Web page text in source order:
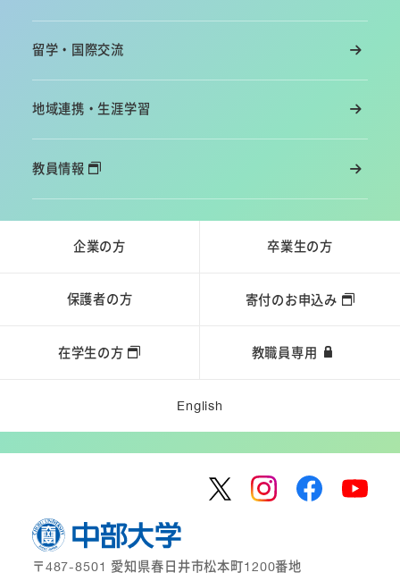
留学・国際交流
地域連携・生涯学習
教員情報
企業の方 卒業生の方
保護者の方 寄付のお申込み
在学生の方 教職員専用
English
〒487-8501 愛知県春日井市松本町1200番地